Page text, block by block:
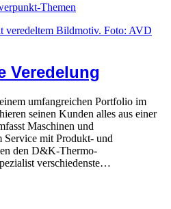
Themen
Veredelung
umfangreichen Portfolio im
seinen Kunden alles aus einer
Maschinen und
Service mit Produkt- und
den D&K-Thermo-
verschiedenste…